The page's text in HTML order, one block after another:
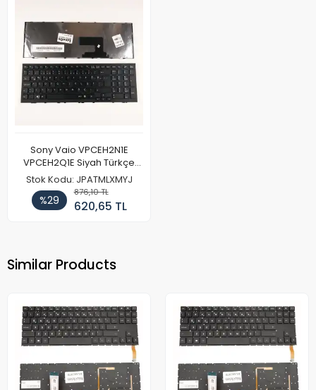
Sony Vaio VPCEH2N1E
VPCEH2Q1E Siyah Türkçe
Klavye
Stok Kodu: JPATMLXMYJ
%29
876,10 TL
620,65 TL
Similar Products